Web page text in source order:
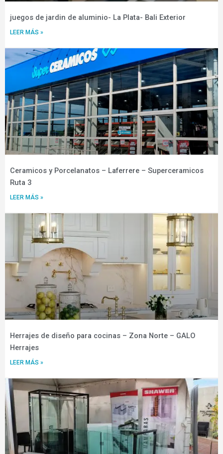
juegos de jardin de aluminio- La Plata- Bali Exterior
LEER MÁS »
Ceramicos y Porcelanatos – Laferrere – Superceramicos
Ruta 3
LEER MÁS »
Herrajes de diseño para cocinas – Zona Norte – GALO
Herrajes
LEER MÁS »